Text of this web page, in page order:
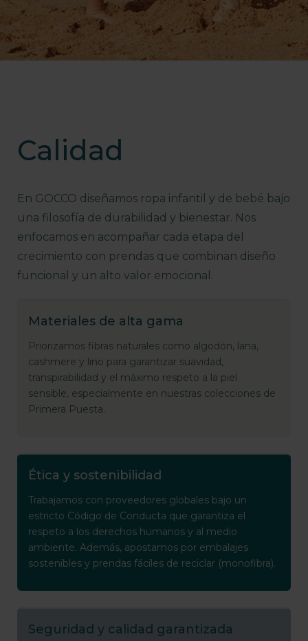
Calidad
En GOCCO diseñamos ropa infantil y de bebé bajo
una filosofía de durabilidad y bienestar. Nos
enfocamos en acompañar cada etapa del
crecimiento con prendas que combinan diseño
funcional y un alto valor emocional.
Materiales de alta gama
Priorizamos fibras naturales como algodón, lana,
cashmere y lino para garantizar suavidad,
transpirabilidad y el máximo respeto a la piel
sensible, especialmente en nuestras colecciones de
Primera Puesta.
Ética y sostenibilidad
Trabajamos con proveedores globales bajo un
estricto Código de Conducta que garantiza el
respeto a los derechos humanos y al medio
ambiente. Además, apostamos por embalajes
sostenibles y prendas fáciles de reciclar (monofibra).
Seguridad y calidad garantizada